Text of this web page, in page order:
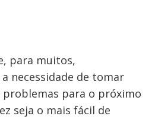
para muitos,
necessidade de tomar
para o próximo
seja o mais fácil de